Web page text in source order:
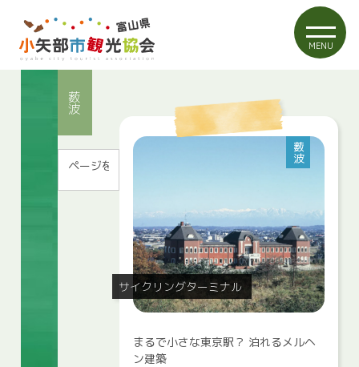
MENU
薮波
サイクリングターミナル
薮波
まるで小さな東京駅？ 泊れるメルヘ
ン建築